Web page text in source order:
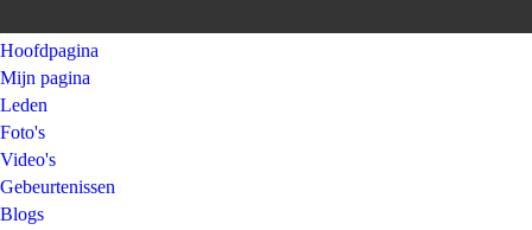
Hoofdpagina
Mijn pagina
Leden
Foto's
Video's
Gebeurtenissen
Blogs